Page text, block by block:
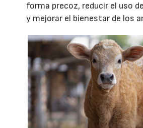
forma precoz, reducir el uso
y mejorar el bienestar de los